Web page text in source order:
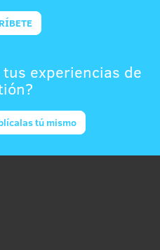
experiencias de
tú mismo